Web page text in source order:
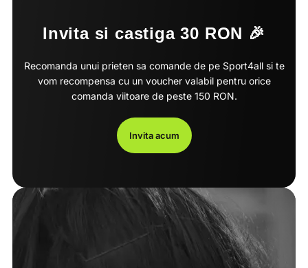
Invita si castiga 30 RON 🎉
Recomanda unui prieten sa comande de pe Sport4all si te
vom recompensa cu un voucher valabil pentru orice
comanda viitoare de peste 150 RON.
Invita acum